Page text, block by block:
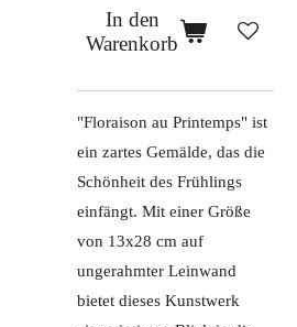
In den
Warenkorb
"Floraison au Printemps" ist
ein zartes Gemälde, das die
Schönheit des Frühlings
einfängt. Mit einer Größe
von 13x28 cm auf
ungerahmter Leinwand
bietet dieses Kunstwerk